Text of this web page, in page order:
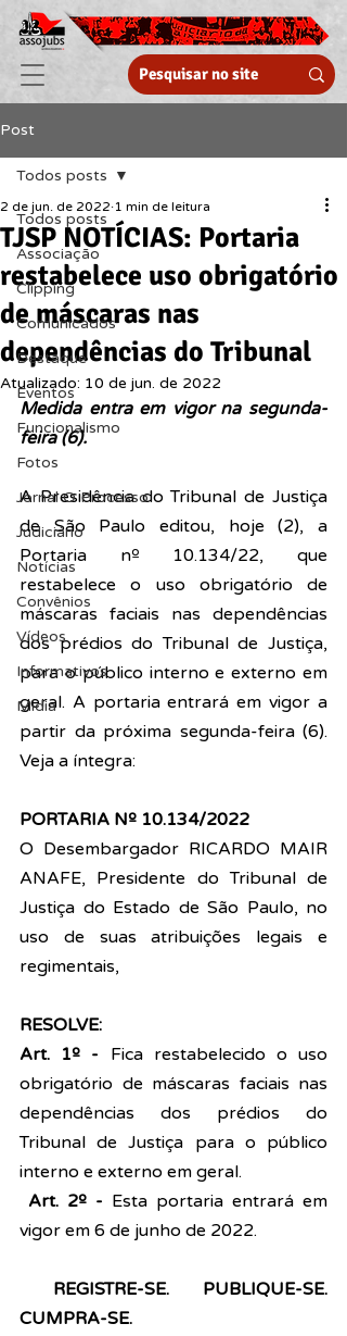
Post
Todos posts
Associação
Clipping
Comunicados
Destaque
Eventos
Funcionalismo
Fotos
Jornal O Processo
Judiciário
Notícias
Convênios
Vídeos
Informativos
Midia
Todos posts
TJSP NOTÍCIAS: Portaria
restabelece uso obrigatório
de máscaras nas
dependências do Tribunal
2 de jun. de 2022 1 min de leitura
Atualizado: 10 de jun. de 2022
Medida entra em vigor na segunda-
feira (6).
A Presidência do Tribunal de Justiça
Portaria nº 10.134/22, que
restabelece o uso obrigatório de
máscaras faciais nas dependências
dos prédios do Tribunal de Justiça,
para o público interno e externo em
geral. A portaria entrará em vigor a
partir da próxima segunda-feira (6).
Veja a íntegra:
PORTARIA Nº 10.134/2022
O Desembargador RICARDO MAIR
ANAFE, Presidente do Tribunal de
Justiça do Estado de São Paulo, no
uso de suas atribuições legais e
regimentais,
RESOLVE:
Art. 1º - Fica restabelecido o uso
obrigatório de máscaras faciais nas
dependências dos prédios do
Tribunal de Justiça para o público
interno e externo em geral.
Art. 2º - Esta portaria entrará em
vigor em 6 de junho de 2022.
CUMPRA-SE.